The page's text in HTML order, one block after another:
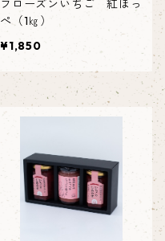
フローズンいちご 紅ほっ
ぺ（1㎏）
¥1,850